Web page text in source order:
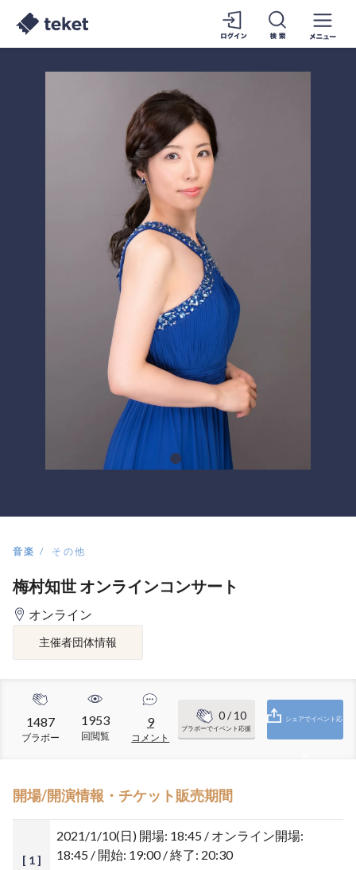
音楽 その他
梅村知世 オンラインコンサート
オンライン
主催者団体情報
1487
ブラボー
1953
回閲覧
9
コメント
0/ 10
ブラボーでイベント応援
シェアでイベント応
開場/開演情報・チケット販売期間
[ 1 ]
2021/1/10(日) 開場: 18:45 / オンライン開場:
18:45 / 開始: 19:00 / 終了: 20:30